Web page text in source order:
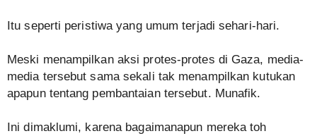
Itu seperti peristiwa yang umum terjadi sehari-hari.
Meski menampilkan aksi protes-protes di Gaza, media-
media tersebut sama sekali tak menampilkan kutukan
apapun tentang pembantaian tersebut. Munafik.
Ini dimaklumi, karena bagaimanapun mereka toh